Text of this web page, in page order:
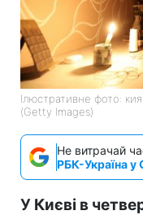
Ілюстративне фото:
(Getty Images)
Не витрачай
РБК-Україна у
У Києві в